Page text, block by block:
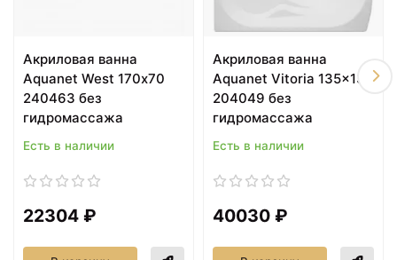
Акриловая ванна
Aquanet West 170х70
240463 без
гидромассажа
Есть в наличии
22304 ₽
Акриловая ванна
Aquanet Vitoria 135x135
204049 без
гидромассажа
Есть в наличии
40030 ₽